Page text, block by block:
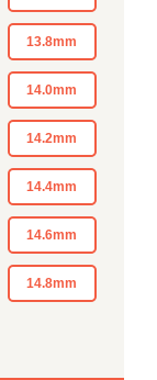
13.8mm
14.0mm
14.2mm
14.4mm
14.6mm
14.8mm